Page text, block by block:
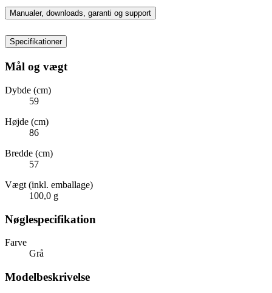
Manualer, downloads, garanti og support
Specifikationer
Mål og vægt
Dybde (cm)
59
Højde (cm)
86
Bredde (cm)
57
Vægt (inkl. emballage)
100,0 g
Nøglespecifikation
Farve
Grå
Modelbeskrivelse